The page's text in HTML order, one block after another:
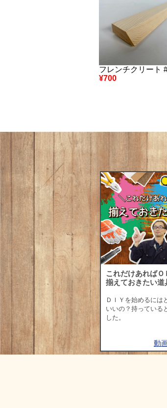
フレンチクリート
¥700
これだけあればＯ
揃えておきたい道
ＤＩＹを始めるには
いいの？持っている
した。
動